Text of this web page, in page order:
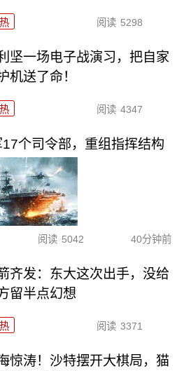
阅读 5298
坚一场电子战演习，把自家
机送了命！
阅读 4347
个司令部，重组指挥结构
阅读 5042 40分钟前
齐发：东大这次出手，没给
留半点幻想
阅读 3371
惊涛！沙特摆开大棋局，猫